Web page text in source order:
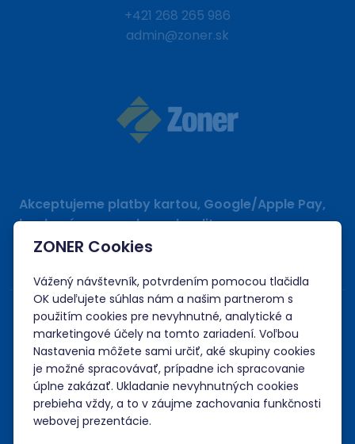
+421 268 265 986
admin@zoner.sk
Akceptujeme platby kartou, Google/Apple Pay,
bankovým prevodom a kreditom.
ZONER Cookies
Vážený návštevník, potvrdením pomocou tlačidla
OK udeľujete súhlas nám a našim partnerom s
použitím cookies pre nevyhnutné, analytické a
marketingové účely na tomto zariadení. Voľbou
Nastavenia môžete sami určiť, aké skupiny cookies
je možné spracovávať, prípadne ich spracovanie
úplne zakázať. Ukladanie nevyhnutných cookies
prebieha vždy, a to v záujme zachovania funkčnosti
webovej prezentácie.